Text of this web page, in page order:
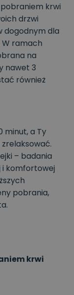
krwi
drzwi
dogodnym dla
ramach
na
nawet 3
również
minut, a Ty
– badania
i komfortowej
pobrania,
krwi